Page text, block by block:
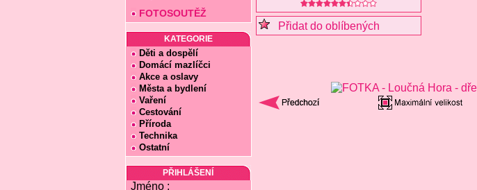
FOTOSOUTĚŽ
KATEGORIE
Děti a dospělí
Domácí mazlíčci
Akce a oslavy
Města a bydlení
Vaření
Cestování
Příroda
Technika
Ostatní
PŘIHLÁŠENÍ
Jméno :
Přidat do oblíbených